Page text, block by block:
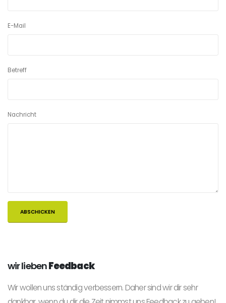
E-Mail
Betreff
Nachricht
wir liebenFeedback
Wir wollen uns ständig verbessern. Daher sind wir dir sehr